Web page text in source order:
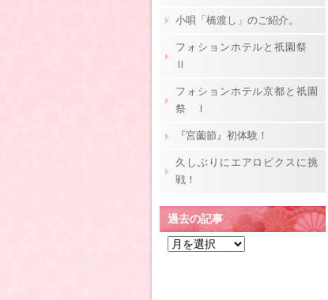
小唄「橋渡し」のご紹介。
フォションホテルと祇園祭
Ⅱ
フォションホテル京都と祇園
祭 Ⅰ
『宮薗節』初体験！
久しぶりにエアロビクスに挑
戦！
過去の記事